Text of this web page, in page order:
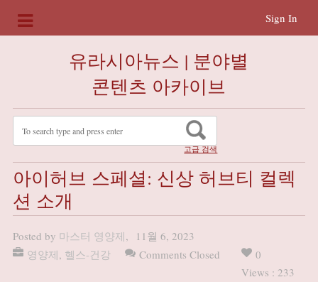
Sign In
유라시아뉴스 | 분야별
콘텐츠 아카이브
고급 검색
아이허브 스페셜: 신상 허브티 컬렉
션 소개
Posted by 마스터 영양제,
11월 6, 2023
영양제, 헬스-건강 Comments Closed
0
Views : 233